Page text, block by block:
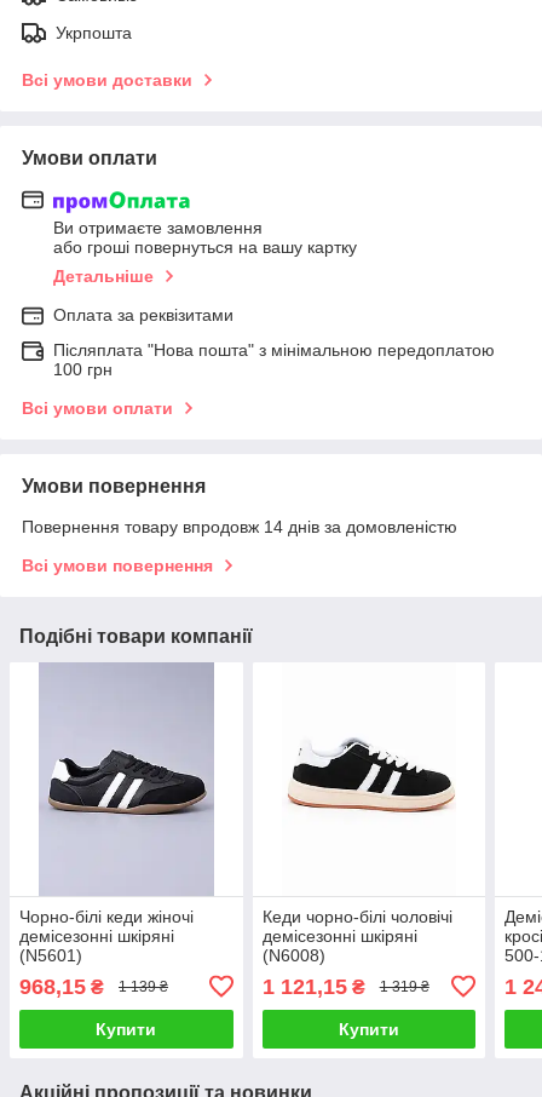
Укрпошта
Всі умови доставки
Умови оплати
Ви отримаєте замовлення
або гроші повернуться на вашу картку
Детальніше
Оплата за реквізитами
Післяплата "Нова пошта" з мінімальною передоплатою
100 грн
Всі умови оплати
Умови повернення
Повернення товару впродовж 14 днів за домовленістю
Всі умови повернення
Подібні товари компанії
Чорно-білі кеди жіночі
демісезонні шкіряні
(N5601)
968,15 ₴ 1 139 ₴
Купити
Кеди чорно-білі чоловічі
демісезонні шкіряні
(N6008)
1 121,15₴ 1 319 ₴
Купити
1
Акційні пропозиції та новинки